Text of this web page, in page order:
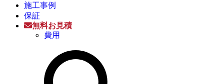
施工事例
保証
無料お見積
費用